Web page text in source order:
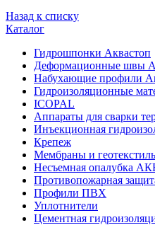
Назад к списку
Каталог
Гидрошпонки Аквастоп
Деформационные швы
Набухающие профили
Гидроизоляционные
ICOPAL
Аппараты для сварки
Инъекционная
Крепеж
Мембраны и геотекстиль
Несъемная опалубка
Противопожарная
Профили ПВХ
Уплотнители
Цементная